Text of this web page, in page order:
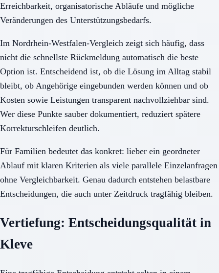
Erreichbarkeit, organisatorische Abläufe und mögliche
Veränderungen des Unterstützungsbedarfs.
Im Nordrhein-Westfalen-Vergleich zeigt sich häufig, dass
nicht die schnellste Rückmeldung automatisch die beste
Option ist. Entscheidend ist, ob die Lösung im Alltag stabil
bleibt, ob Angehörige eingebunden werden können und ob
Kosten sowie Leistungen transparent nachvollziehbar sind.
Wer diese Punkte sauber dokumentiert, reduziert spätere
Korrekturschleifen deutlich.
Für Familien bedeutet das konkret: lieber ein geordneter
Ablauf mit klaren Kriterien als viele parallele Einzelanfragen
ohne Vergleichbarkeit. Genau dadurch entstehen belastbare
Entscheidungen, die auch unter Zeitdruck tragfähig bleiben.
Vertiefung: Entscheidungsqualität in
Kleve